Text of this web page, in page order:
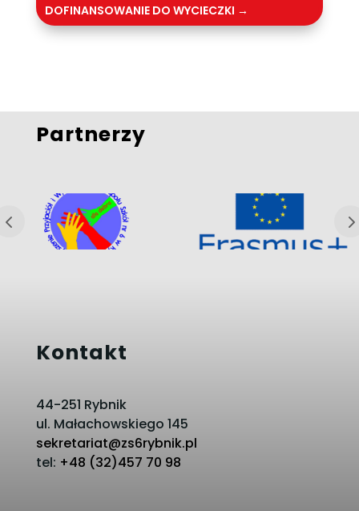
DOFINANSOWANIE DO WYCIECZKI →
Partnerzy
Kontakt
44-251 Rybnik
ul. Małachowskiego 145
sekretariat@zs6rybnik.pl
tel: +48 (32)457 70 98